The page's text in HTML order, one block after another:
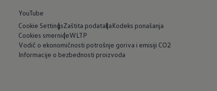
YouTube
Cookie SettingsZaštita podatakaKodeks ponašanja
Cookies smerniceWLTP
Vodič o ekonomičnosti potrošnje goriva i emisiji CO2
Informacije o bezbednosti proizvoda